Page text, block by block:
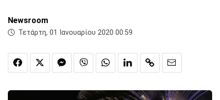
Newsroom
Τετάρτη, 01 Ιανουαρίου 2020 00:59